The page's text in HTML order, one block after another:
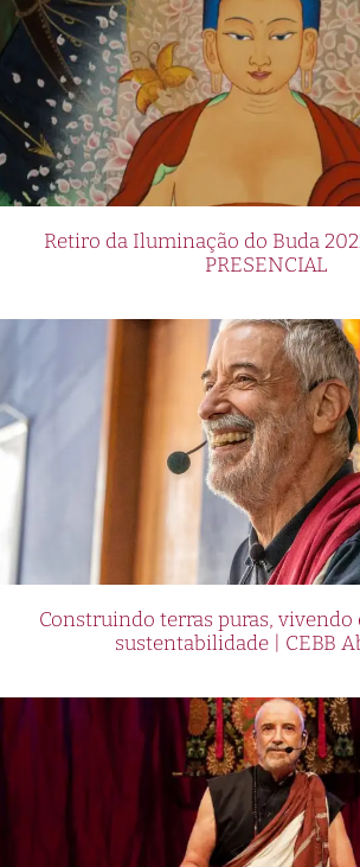
Retiro da Iluminação do Buda
PRESENCIAL
Construindo terras puras, vivendo
sustentabilidade | CEBB